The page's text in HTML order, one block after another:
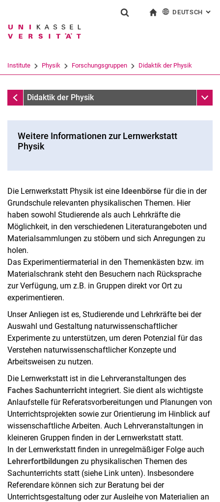
Springe direkt zu: Inhalt
Springe direkt zu: Suche
Springe direkt zu:
Suchbegriff
Suchen (öffnet externen Link in einem
DEUTSCH :
Institute Physik Forschungsgruppen Didaktik der Physik
Lernwerkstatt Physik - PHYSIK FÜR KIDS
Didaktik der Physik
Weitere Informationen zur Lernwerkstatt
Physik
Die Lernwerkstatt Physik ist eine Ideenbörse für die in der
Grundschule relevanten physikalischen Themen. Hier
haben sowohl Studierende als auch Lehrkräfte die
Möglichkeit, in den verschiedenen Literaturangeboten und
Materialsammlungen zu stöbern und sich Anregungen zu
holen.
Das Experimentiermaterial in den Themenkästen bzw. im
Materialschrank steht den Besuchern nach Rücksprache
zur Verfügung, um z.B. in Gruppen direkt vor Ort zu
experimentieren.
Unser Anliegen ist es, Studierende und Lehrkräfte bei der
Auswahl und Gestaltung naturwissenschaftlicher
Experimente zu unterstützen, um deren Potenzial für das
Verstehen naturwissenschaftlicher Konzepte und
Arbeitsweisen zu nutzen.
Die Lernwerkstatt ist in die Lehrveranstaltungen des
Faches Sachunterricht integriert. Sie dient als wichtigste
Anlaufstelle für Referatsvorbereitungen und Planungen von
Unterrichtsprojekten sowie zur Orientierung im Hinblick auf
wissenschaftliche Arbeiten. Auch Lehrveranstaltungen in
kleineren Gruppen finden in der Lernwerkstatt statt.
In der Lernwerkstatt finden in unregelmäßiger Folge auch
Lehrerfortbildungen zu physikalischen Themen des
Sachunterrichts statt (siehe Link unten). Insbesondere
Referendare können sich zur Beratung bei der
Unterrichtsgestaltung oder zur Ausleihe von Materialien an